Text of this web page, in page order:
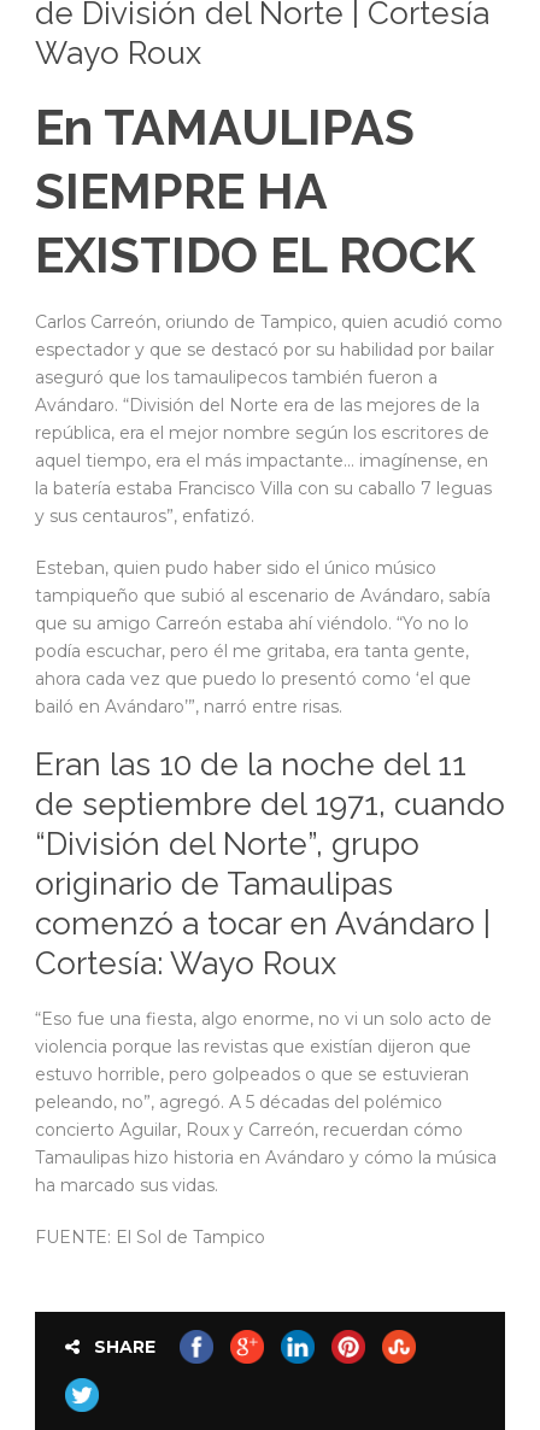
de División del Norte | Cortesía
Wayo Roux
En TAMAULIPAS
SIEMPRE HA
EXISTIDO EL ROCK
Carlos Carreón, oriundo de Tampico, quien acudió como
espectador y que se destacó por su habilidad por bailar
aseguró que los tamaulipecos también fueron a
Avándaro. “División del Norte era de las mejores de la
república, era el mejor nombre según los escritores de
aquel tiempo, era el más impactante… imagínense, en
la batería estaba Francisco Villa con su caballo 7 leguas
y sus centauros”, enfatizó.
Esteban, quien pudo haber sido el único músico
tampiqueño que subió al escenario de Avándaro, sabía
que su amigo Carreón estaba ahí viéndolo. “Yo no lo
podía escuchar, pero él me gritaba, era tanta gente,
ahora cada vez que puedo lo presentó como ‘el que
bailó en Avándaro’”, narró entre risas.
Eran las 10 de la noche del 11
de septiembre del 1971, cuando
“División del Norte”, grupo
originario de Tamaulipas
comenzó a tocar en Avándaro |
Cortesía: Wayo Roux
“Eso fue una fiesta, algo enorme, no vi un solo acto de
violencia porque las revistas que existían dijeron que
estuvo horrible, pero golpeados o que se estuvieran
peleando, no”, agregó. A 5 décadas del polémico
concierto Aguilar, Roux y Carreón, recuerdan cómo
Tamaulipas hizo historia en Avándaro y cómo la música
ha marcado sus vidas.
FUENTE: El Sol de Tampico
SHARE